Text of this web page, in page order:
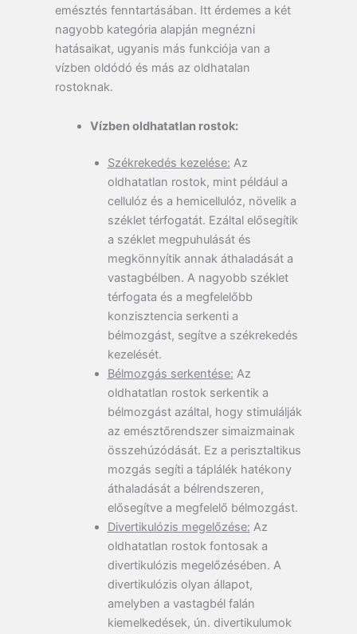
emésztés fenntartásában. Itt érdemes a két
nagyobb kategória alapján megnézni
hatásaikat, ugyanis más funkciója van a
vízben oldódó és más az oldhatalan
rostoknak.
Vízben oldhatatlan rostok:
Székrekedés kezelése: Az
oldhatatlan rostok, mint például a
cellulóz és a hemicellulóz, növelik a
széklet térfogatát. Ezáltal elősegítik
a széklet megpuhulását és
megkönnyítik annak áthaladását a
vastagbélben. A nagyobb széklet
térfogata és a megfelelőbb
konzisztencia serkenti a
bélmozgást, segítve a székrekedés
kezelését.
Bélmozgás serkentése: Az
oldhatatlan rostok serkentik a
bélmozgást azáltal, hogy stimulálják
az emésztőrendszer simaizmainak
összehúzódását. Ez a perisztaltikus
mozgás segíti a táplálék hatékony
áthaladását a bélrendszeren,
elősegítve a megfelelő bélmozgást.
Divertikulózis megelőzése: Az
oldhatatlan rostok fontosak a
divertikulózis megelőzésében. A
divertikulózis olyan állapot,
amelyben a vastagbél falán
kiemelkedések, ún. divertikulumok